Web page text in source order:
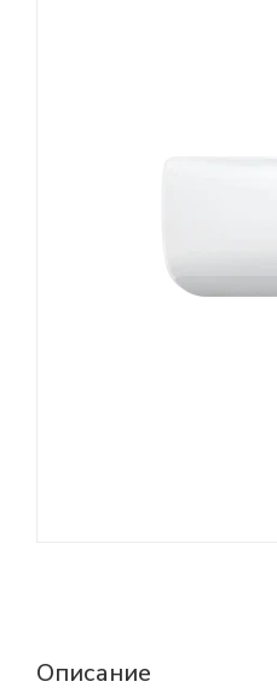
Описание